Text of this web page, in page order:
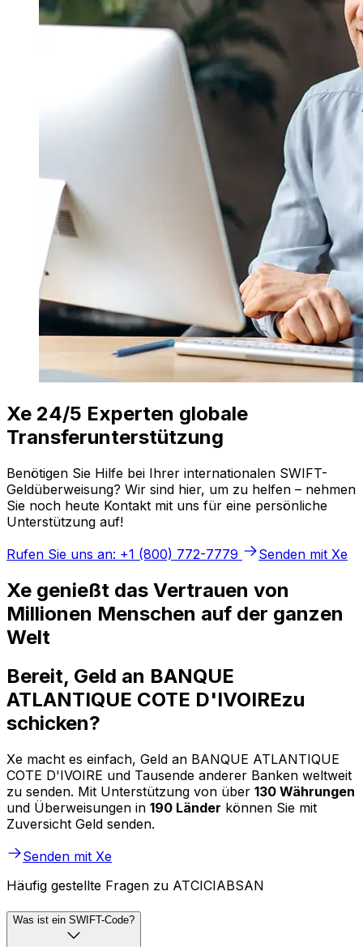
Xe 24/5 Experten globale
Transferunterstützung
Benötigen Sie Hilfe bei Ihrer internationalen SWIFT-
Geldüberweisung? Wir sind hier, um zu helfen – nehmen
Sie noch heute Kontakt mit uns für eine persönliche
Unterstützung auf!
Rufen Sie uns an: +1 (800) 772-7779
Senden mit Xe
Xe genießt das Vertrauen von
Millionen Menschen auf der ganzen
Welt
Bereit, Geld an BANQUE
ATLANTIQUE COTE D'IVOIREzu
schicken?
Xe macht es einfach, Geld an BANQUE ATLANTIQUE
COTE D'IVOIRE und Tausende anderer Banken weltweit
zu senden. Mit Unterstützung von über 130 Währungen
und Überweisungen in 190 Länder können Sie mit
Zuversicht Geld senden.
Senden mit Xe
Häufig gestellte Fragen zu ATCICIABSAN
Was ist ein SWIFT-Code?